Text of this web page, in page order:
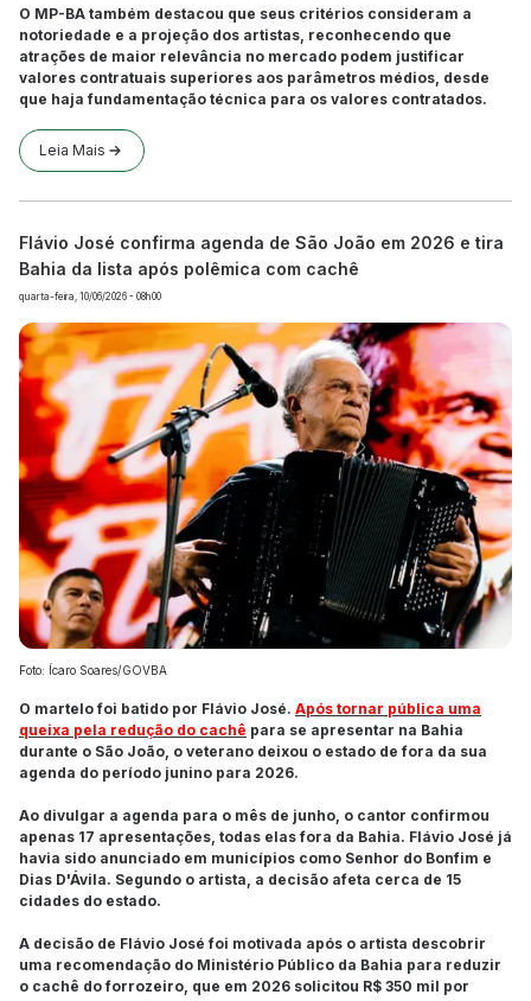
O MP-BA também destacou que seus critérios consideram a
notoriedade e a projeção dos artistas, reconhecendo que
atrações de maior relevância no mercado podem justificar
valores contratuais superiores aos parâmetros médios, desde
que haja fundamentação técnica para os valores contratados.
Leia Mais
Flávio José confirma agenda de São João em 2026 e tira
Bahia da lista após polêmica com cachê
quarta-feira, 10/06/2026 - 08h00
Foto: Ícaro Soares/GOVBA
O martelo foi batido por Flávio José. Após tornar pública uma
queixa pela redução do cachê para se apresentar na Bahia
durante o São João, o veterano deixou o estado de fora da sua
agenda do período junino para 2026.
Ao divulgar a agenda para o mês de junho, o cantor confirmou
apenas 17 apresentações, todas elas fora da Bahia. Flávio José já
havia sido anunciado em municípios como Senhor do Bonfim e
Dias D'Ávila. Segundo o artista, a decisão afeta cerca de 15
cidades do estado.
A decisão de Flávio José foi motivada após o artista descobrir
uma recomendação do Ministério Público da Bahia para reduzir
o cachê do forrozeiro, que em 2026 solicitou R$ 350 mil por